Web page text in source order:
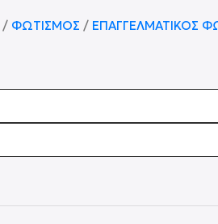
ΦΩΤΙΣΜΌΣ ΕΠΑΓΓΕΛΜΑΤΙΚΟΣ